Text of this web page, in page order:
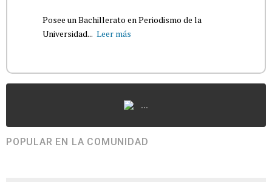
Posee un Bachillerato en Periodismo de la
Universidad... Leer más
...
POPULAR EN LA COMUNIDAD